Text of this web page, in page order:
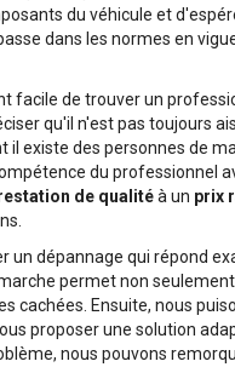
du véhicule et
dans les normes en
facile de trouver un
qu'il n'est pas toujours
il existe des personnes de
du professionnel
de qualitéà un prix
un dépannage qui répond
permet non
cachées. Ensuite, nous
proposer une solution
nous pouvons